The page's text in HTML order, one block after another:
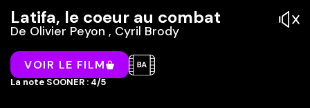
Latifa, le coeur au combat
De Olivier Peyon , Cyril Brody
VOIR LE FILM
La note SOONER : 4/5